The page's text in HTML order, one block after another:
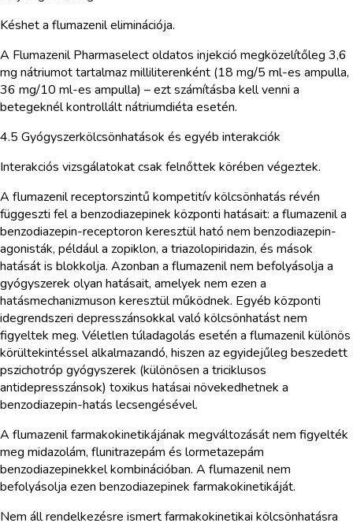
Késhet a flumazenil eliminációja.
A Flumazenil Pharmaselect oldatos injekció megközelítőleg 3,6
mg nátriumot tartalmaz milliliterenként (18 mg/5 ml-es ampulla,
36 mg/10 ml-es ampulla) – ezt számításba kell venni a
betegeknél kontrollált nátriumdiéta esetén.
4.5 Gyógyszerkölcsönhatások és egyéb interakciók
Interakciós vizsgálatokat csak felnőttek körében végeztek.
A flumazenil receptorszintű kompetitív kölcsönhatás révén
függeszti fel a benzodiazepinek központi hatásait: a flumazenil a
benzodiazepin-receptoron keresztül ható nem benzodiazepin-
agonisták, például a zopiklon, a triazolopiridazin, és mások
hatását is blokkolja. Azonban a flumazenil nem befolyásolja a
gyógyszerek olyan hatásait, amelyek nem ezen a
hatásmechanizmuson keresztül működnek. Egyéb központi
idegrendszeri depresszánsokkal való kölcsönhatást nem
figyeltek meg. Véletlen túladagolás esetén a flumazenil különös
körültekintéssel alkalmazandó, hiszen az egyidejűleg beszedett
pszichotróp gyógyszerek (különösen a triciklusos
antidepresszánsok) toxikus hatásai növekedhetnek a
benzodiazepin-hatás lecsengésével.
A flumazenil farmakokinetikájának megváltozását nem figyelték
meg midazolám, flunitrazepám és lormetazepám
benzodiazepinekkel kombinációban. A flumazenil nem
befolyásolja ezen benzodiazepinek farmakokinetikáját.
Nem áll rendelkezésre ismert farmakokinetikai kölcsönhatásra